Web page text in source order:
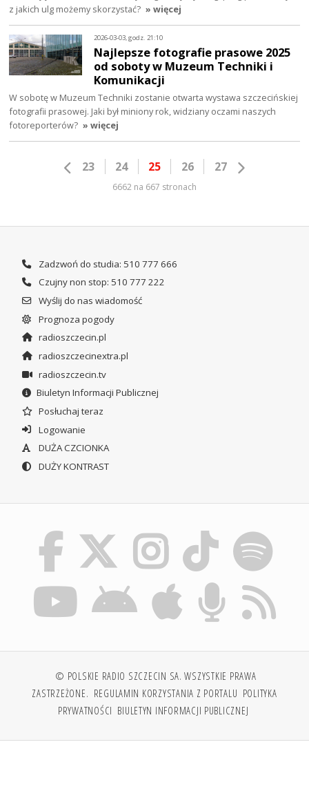
z jakich ulg możemy skorzystać? » więcej
2026-03-03, godz. 21:10
Najlepsze fotografie prasowe 2025
od soboty w Muzeum Techniki i
Komunikacji
W sobotę w Muzeum Techniki zostanie otwarta wystawa szczecińskiej
fotografii prasowej. Jaki był miniony rok, widziany oczami naszych
fotoreporterów? » więcej
23 24 25 26 27
6662 na 667 stronach
Zadzwoń do studia: 510 777 666
Czujny non stop: 510 777 222
Wyślij do nas wiadomość
Prognoza pogody
radioszczecin.pl
radioszczecinextra.pl
radioszczecin.tv
Biuletyn Informacji Publicznej
Posłuchaj teraz
Logowanie
DUŻA CZCIONKA
DUŻY KONTRAST
© POLSKIE RADIO SZCZECIN SA. WSZYSTKIE PRAWA
ZASTRZEŻONE. REGULAMIN KORZYSTANIA Z PORTALU POLITYKA
PRYWATNOŚCI BIULETYN INFORMACJI PUBLICZNEJ